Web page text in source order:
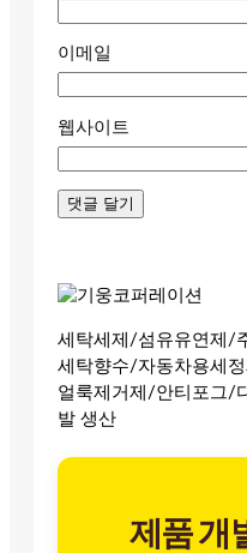
이메일
웹사이트
세탁세제/섬유유연제/
세탁향수/자동차용세
얼룩제거제/안티포그/
발 생산
제품 개